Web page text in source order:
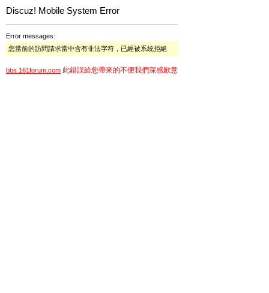
Discuz! Mobile System Error
Error messages:
您當前的訪問請求當中含有非法字符，已經被系統拒絕
bbs.161forum.com 此錯誤給您帶來的不便我們深感歉意